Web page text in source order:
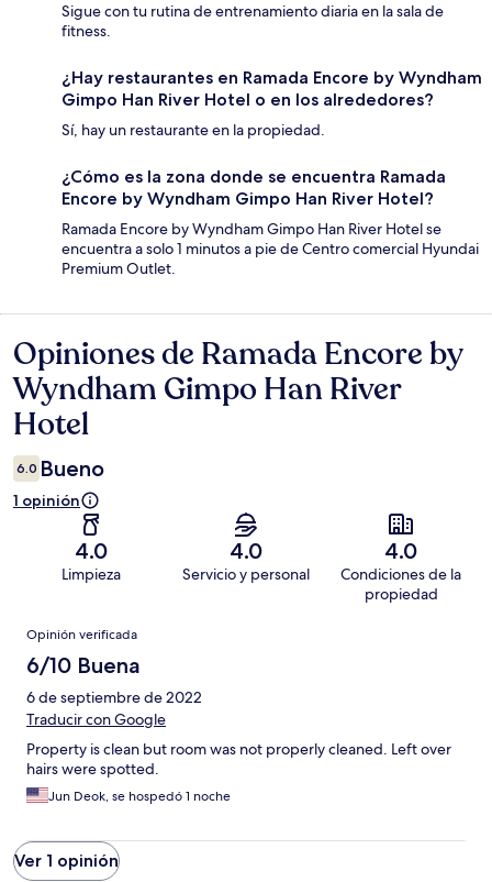
Sigue con tu rutina de entrenamiento diaria en la sala de
fitness.
¿Hay restaurantes en Ramada Encore by Wyndham
Gimpo Han River Hotel o en los alrededores?
Sí, hay un restaurante en la propiedad.
¿Cómo es la zona donde se encuentra Ramada
Encore by Wyndham Gimpo Han River Hotel?
Ramada Encore by Wyndham Gimpo Han River Hotel se
encuentra a solo 1 minutos a pie de Centro comercial Hyundai
Premium Outlet.
Opiniones
Opiniones de Ramada Encore by
Wyndham Gimpo Han River
Hotel
6.0 Bueno
1 opinión
4.0
Limpieza
4.0
Servicio y personal
4.0
Condiciones de la
propiedad
Opiniones
Opinión verificada
6/10 Buena
6 de septiembre de 2022
Traducir con Google
Property is clean but room was not properly cleaned. Left over
hairs were spotted.
Jun Deok, se hospedó 1 noche
Ver 1 opinión